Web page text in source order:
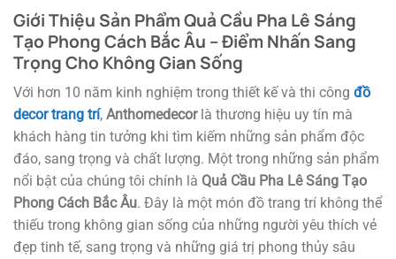
Giới Thiệu Sản Phẩm Quả Cầu Pha Lê Sáng
Tạo Phong Cách Bắc Âu – Điểm Nhấn Sang
Trọng Cho Không Gian Sống
Với hơn 10 năm kinh nghiệm trong thiết kế và thi công đồ
decor trang trí, Anthomedecorlà thương hiệu uy tín mà
khách hàng tin tưởng khi tìm kiếm những sản phẩm độc
đáo, sang trọng và chất lượng. Một trong những sản phẩm
nổi bật của chúng tôi chính là Quả Cầu Pha Lê Sáng Tạo
Phong Cách Bắc Âu. Đây là một món đồ trang trí không thể
thiếu trong không gian sống của những người yêu thích vẻ
đẹp tinh tế, sang trọng và những giá trị phong thủy sâu